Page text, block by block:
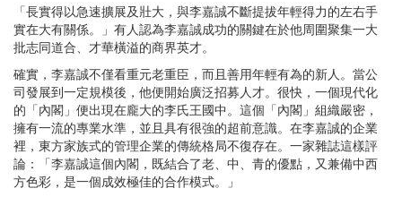
「長實得以急速擴展及壯大，與李嘉誠不斷提拔年輕得力的左右手
實在大有關係。」有人認為李嘉誠成功的關鍵在於他周圍聚集一大
批志同道合、才華橫溢的商界英才。
確實，李嘉誠不僅看重元老重臣，而且善用年輕有為的新人。當公
司發展到一定規模後，他便開始廣泛招募人才。很快，一個現代化
的「內閣」便出現在龐大的李氏王國中。這個「內閣」組織嚴密，
擁有一流的專業水準，並且具有很強的超前意識。在李嘉誠的企業
裡，東方家族式的管理企業的傳統格局不復存在。一家雜誌這樣評
論：「李嘉誠這個內閣，既結合了老、中、青的優點，又兼備中西
方色彩，是一個成效極佳的合作模式。」